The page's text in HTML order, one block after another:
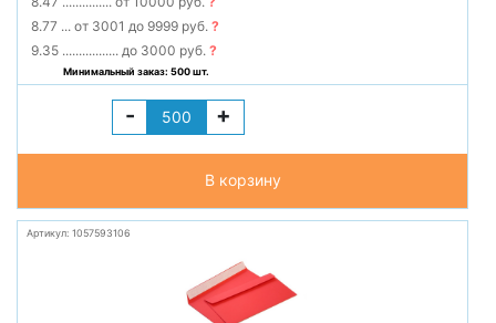
8.77 ... от 3001 до 9999 руб.?
9.35 ................. до 3000 руб.?
Минимальный заказ: 500 шт.
- +
В корзину
Артикул: 1057593106